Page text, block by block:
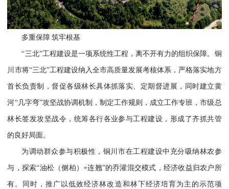
多重保障 筑牢根基
“三北”工程建设是一项系统性工程，离不开有力的组织保障。铜
川市将“三北”工程建设纳入全市高质量发展考核体系，严格落实地方
首长负责制，督促各级林长具体抓落实、定期督进展，同时建立黄
河“几字弯”攻坚战协调机制，制定工作规则，成立工作专班，市级总
林长签发攻坚战令，统筹各行各业参与工程建设，形成了齐抓共管
的良好局面。
为调动群众参与积极性，铜川市在工程建设中充分吸纳林农参
与，探索“油松（侧柏）+连翘”的乔灌混交模式，经济收益归农户所
有。同时，推广以低效经济林改造和林下经济培育为主的示范项